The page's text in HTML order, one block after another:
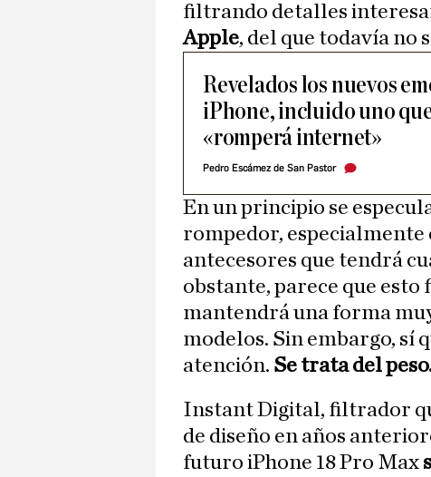
filtrando detalles
Apple, del que todavía no
Revelados los nuevos
iPhone, incluido uno
«romperá internet»
Pedro Escámez de San Pastor
En un principio se
rompedor, especialmente
antecesores que tendrá
obstante, parece que
mantendrá una forma
modelos. Sin embargo, sí
atención. Se trata del
Instant Digital, filtrador
de diseño en años
futuro iPhone 18 Pro Max